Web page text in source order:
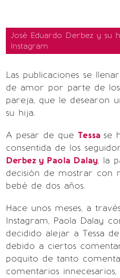
José Eduardo Derbez y su
Instagram
Las publicaciones se
de amor por parte de
pareja, que le desearon
su hija.
A pesar de que Tessa se
consentida de los
Derbez y Paola Dalay, la
decisión de mostrar con
bebé de dos años.
Hace unos meses, a
Instagram, Paola Dalay
decidido alejar a Tessa
debido a ciertos
poquito de tanto
comentarios innecesarios,